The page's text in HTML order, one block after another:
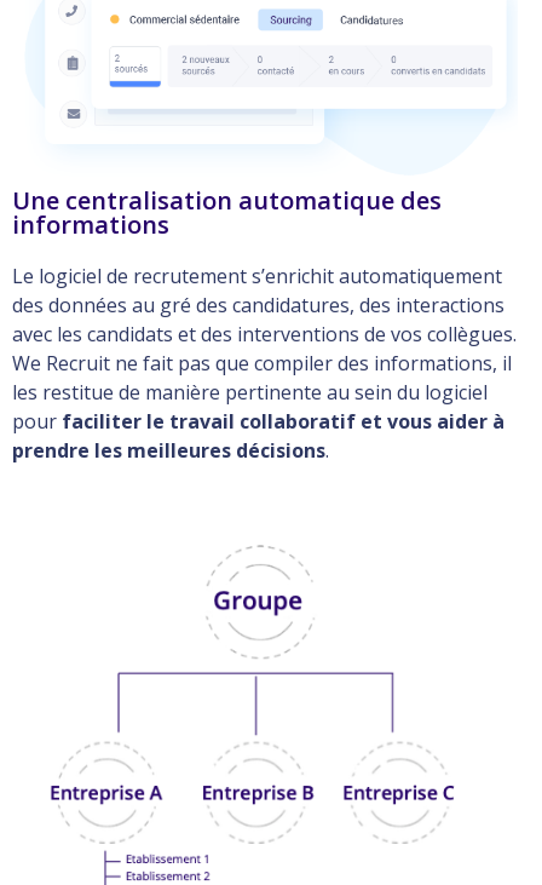
Une centralisation automatique des
informations
Le logiciel de recrutement s’enrichit automatiquement
des données au gré des candidatures, des interactions
avec les candidats et des interventions de vos collègues.
We Recruit ne fait pas que compiler des informations, il
les restitue de manière pertinente au sein du logiciel
pour faciliter le travail collaboratif et vous aider à
prendre les meilleures décisions.